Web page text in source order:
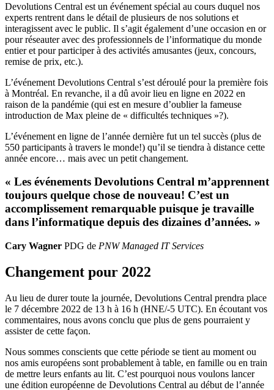
Devolutions Central est un événement spécial au cours duquel nos
experts rentrent dans le détail de plusieurs de nos solutions et
interagissent avec le public. Il s’agit également d’une occasion en or
pour réseauter avec des professionnels de l’informatique du monde
entier et pour participer à des activités amusantes (jeux, concours,
remise de prix, etc.).
L’événement Devolutions Central s’est déroulé pour la première fois
à Montréal. En revanche, il a dû avoir lieu en ligne en 2022 en
raison de la pandémie (qui est en mesure d’oublier la fameuse
introduction de Max pleine de « difficultés techniques »?).
L’événement en ligne de l’année dernière fut un tel succès (plus de
550 participants à travers le monde!) qu’il se tiendra à distance cette
année encore… mais avec un petit changement.
« Les événements Devolutions Central m’apprennent
toujours quelque chose de nouveau! C’est un
accomplissement remarquable puisque je travaille
dans l’informatique depuis des dizaines d’années. »
Cary Wagner PDG de PNW Managed IT Services
Changement pour 2022
Au lieu de durer toute la journée, Devolutions Central prendra place
le 7 décembre 2022 de 13 h à 16 h (HNE/-5 UTC). En écoutant vos
commentaires, nous avons conclu que plus de gens pourraient y
assister de cette façon.
Nous sommes conscients que cette période se tient au moment ou
nos amis européens sont probablement à table, en famille ou en train
de mettre leurs enfants au lit. C’est pourquoi nous voulons lancer
une édition européenne de Devolutions Central au début de l’année